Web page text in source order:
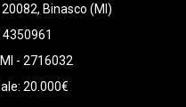
Binasco (MI)
- 2716032
20.000€